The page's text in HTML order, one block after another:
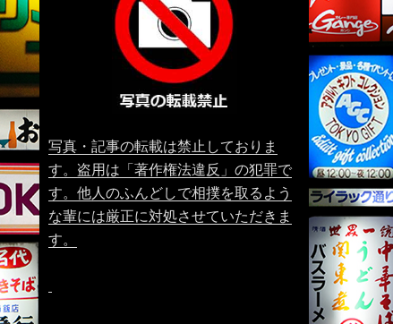
写真・記事の転載は禁止しておりま
す。盗用は「著作権法違反」の犯罪で
す。他人のふんどしで相撲を取るよう
な輩には厳正に対処させていただきま
す。